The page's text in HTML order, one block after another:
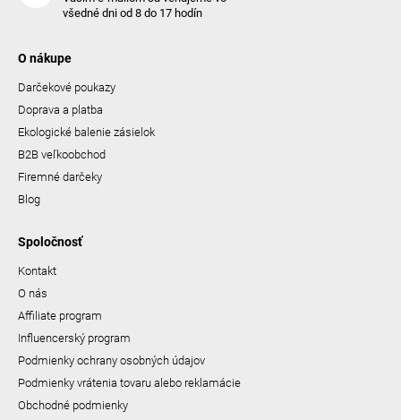
všedné dni od 8 do 17 hodín
O nákupe
Darčekové poukazy
Doprava a platba
Ekologické balenie zásielok
B2B veľkoobchod
Firemné darčeky
Blog
Spoločnosť
Kontakt
O nás
Affiliate program
Influencerský program
Podmienky ochrany osobných údajov
Podmienky vrátenia tovaru alebo reklamácie
Obchodné podmienky